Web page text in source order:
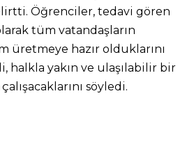
Öğrenciler, tedavi gören
tüm vatandaşların
üretmeye hazır olduklarını
halkla yakın ve ulaşılabilir bir
söyledi.